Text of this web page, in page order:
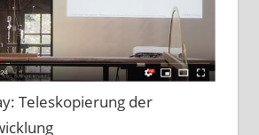
Teleskopierung der